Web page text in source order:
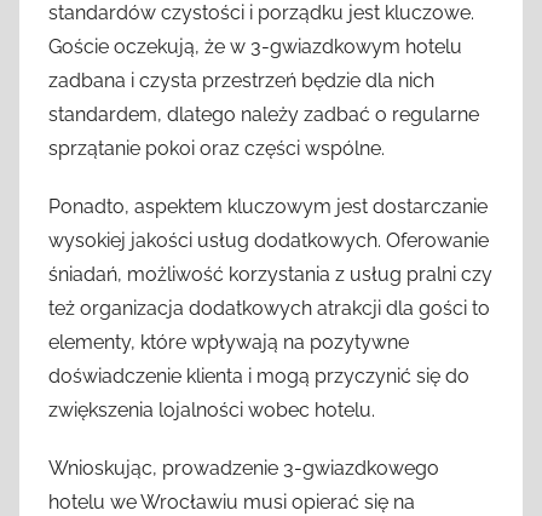
standardów czystości i porządku jest kluczowe.
Goście oczekują, że w 3-gwiazdkowym hotelu
zadbana i czysta przestrzeń będzie dla nich
standardem, dlatego należy zadbać o regularne
sprzątanie pokoi oraz części wspólne.
Ponadto, aspektem kluczowym jest dostarczanie
wysokiej jakości usług dodatkowych. Oferowanie
śniadań, możliwość korzystania z usług pralni czy
też organizacja dodatkowych atrakcji dla gości to
elementy, które wpływają na pozytywne
doświadczenie klienta i mogą przyczynić się do
zwiększenia lojalności wobec hotelu.
Wnioskując, prowadzenie 3-gwiazdkowego
hotelu we Wrocławiu musi opierać się na